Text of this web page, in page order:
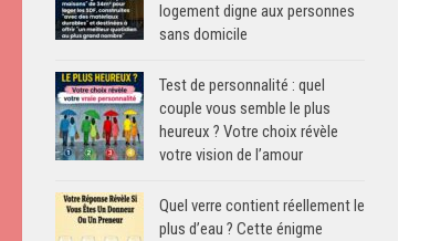
logement digne aux personnes
sans domicile
Test de personnalité : quel
couple vous semble le plus
heureux ? Votre choix révèle
votre vision de l’amour
Quel verre contient réellement le
plus d’eau ? Cette énigme